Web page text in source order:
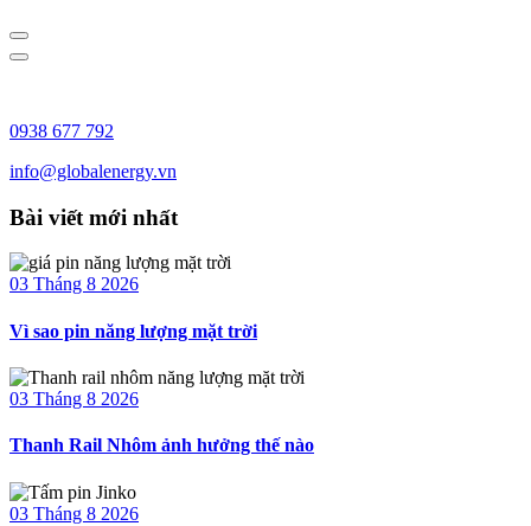
0938 677 792
info@globalenergy.vn
Bài viết mới nhất
03 Tháng 8 2026
Vì sao pin năng lượng mặt trời
03 Tháng 8 2026
Thanh Rail Nhôm ảnh hưởng thế nào
03 Tháng 8 2026